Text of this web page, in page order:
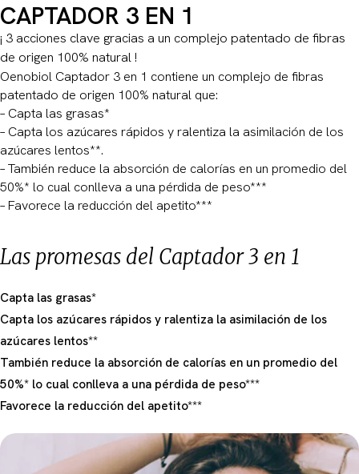
CAPTADOR 3 EN 1
¡ 3 acciones clave gracias a un complejo patentado de fibras
de origen 100% natural !
Oenobiol Captador 3 en 1 contiene un complejo de fibras
patentado de origen 100% natural que:
– Capta las grasas*
– Capta los azúcares rápidos y ralentiza la asimilación de los
azúcares lentos**.
– También reduce la absorción de calorías en un promedio del
50%* lo cual conlleva a una pérdida de peso***
– Favorece la reducción del apetito***
Las promesas del Captador 3 en 1
Capta las grasas*
Capta los azúcares rápidos y ralentiza la asimilación de los
azúcares lentos**
También reduce la absorción de calorías en un promedio del
50%* lo cual conlleva a una pérdida de peso***
Favorece la reducción del apetito***